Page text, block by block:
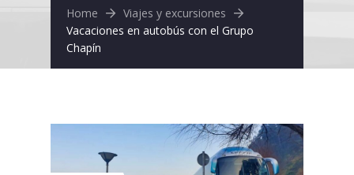
Home
Viajes y excursiones
Vacaciones en autobús con el Grupo
Chapín